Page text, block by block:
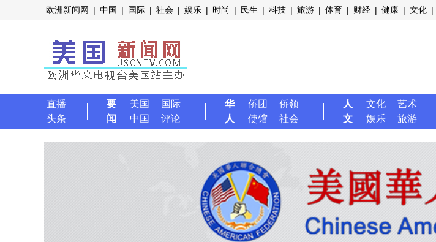
欧洲新闻网 | 中国 | 国际 | 社会 | 娱乐 | 时尚 | 民生 | 科技 | 旅游 | 体育 | 财经 | 健康 | 文化 |
直播
头条
要
闻
美国
国际
中国
评论
华
人
侨团
侨领
使馆
社会
人
文
文化
艺术
娱乐
旅游